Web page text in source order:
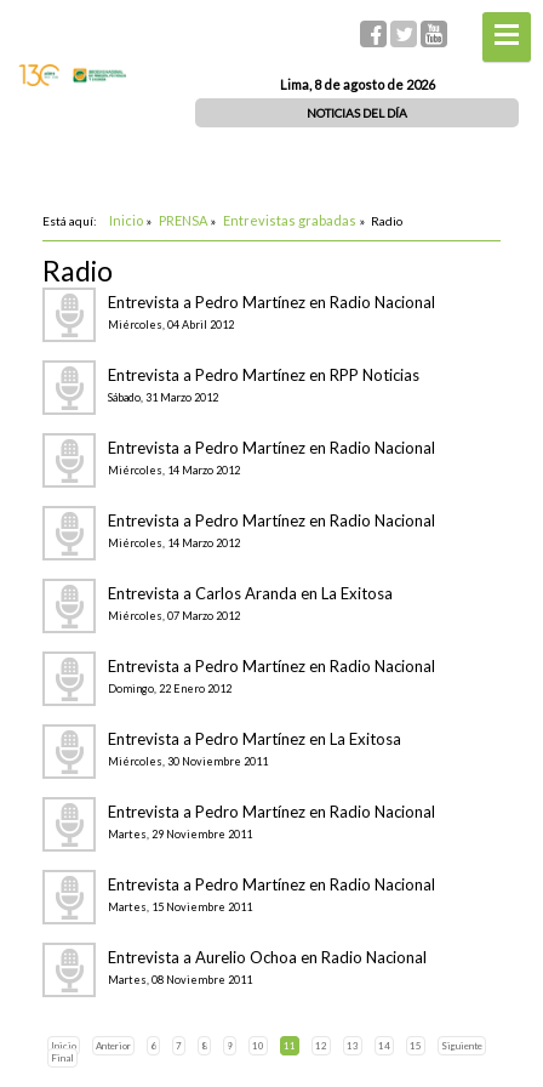
Lima, 8 de agosto de 2026
NOTICIAS DEL DÍA
Está aquí: Inicio » PRENSA » Entrevistas grabadas » Radio
Radio
Entrevista a Pedro Martínez en Radio Nacional
Miércoles, 04 Abril 2012
Entrevista a Pedro Martínez en RPP Noticias
Sábado, 31 Marzo 2012
Entrevista a Pedro Martínez en Radio Nacional
Miércoles, 14 Marzo 2012
Entrevista a Pedro Martínez en Radio Nacional
Miércoles, 14 Marzo 2012
Entrevista a Carlos Aranda en La Exitosa
Miércoles, 07 Marzo 2012
Entrevista a Pedro Martínez en Radio Nacional
Domingo, 22 Enero 2012
Entrevista a Pedro Martínez en La Exitosa
Miércoles, 30 Noviembre 2011
Entrevista a Pedro Martínez en Radio Nacional
Martes, 29 Noviembre 2011
Entrevista a Pedro Martínez en Radio Nacional
Martes, 15 Noviembre 2011
Entrevista a Aurelio Ochoa en Radio Nacional
Martes, 08 Noviembre 2011
Inicio Anterior 6 7 8 9 10 11 12 13 14 15
Siguiente
Final